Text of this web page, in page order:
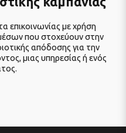
επικοινωνίας με χρήση
που στοχεύουν στην
απόδοσης για την
μιας υπηρεσίας ή ενός